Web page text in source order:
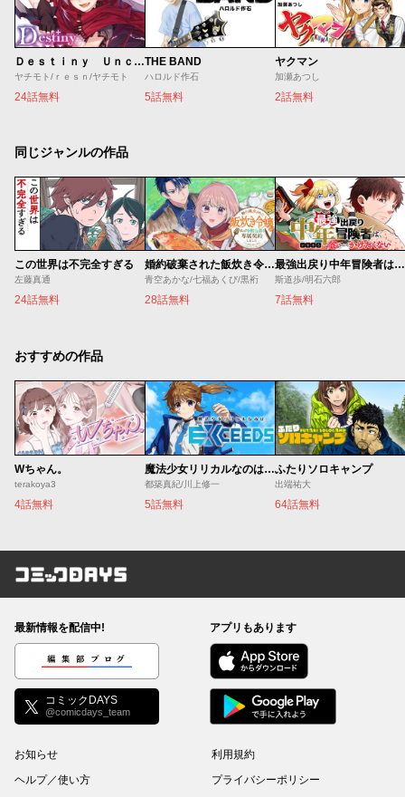
Ｄｅｓｔｉｎｙ Ｕｎｃｈａｉｎ Ｏｎｌｉｎｅ 吸血鬼少女となって、やがて『赤の魔王』と呼ばれるようになりました
ヤチモト/ｒｅｓｎ/ヤチモト
24話無料
THE BAND
ハロルド作石
5話無料
ヤクマン
加瀬あつし
2話無料
同じジャンルの作品
この世界は不完全すぎる
左藤真通
24話無料
婚約破棄された飯炊き令嬢の私は冷酷公爵と専属契約しました～ですが胃袋を掴んだ結果、冷たかった公爵様がどんどん優しくなっています～
青空あかな/七福あくび/黒裄
28話無料
最強出戻り中年冒険者は、今さら命なんてかけたくない
斯道歩/明石六郎
7話無料
おすすめの作品
Wちゃん。
terakoya3
4話無料
魔法少女リリカルなのは EXCEEDS
都築真紀/川上修一
5話無料
ふたりソロキャンプ
出端祐大
64話無料
コミックDAYS
最新情報を配信中!
編集部ブログ
コミックDAYS
@comicdays_team
アプリもあります
お知らせ
ヘルプ／使い方
利用規約
プライバシーポリシー